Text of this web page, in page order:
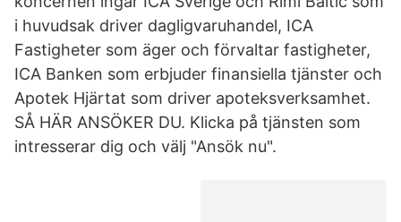
i huvudsak driver dagligvaruhandel, ICA
Fastigheter som äger och förvaltar fastigheter,
ICA Banken som erbjuder finansiella tjänster och
Apotek Hjärtat som driver apoteksverksamhet.
SÅ HÄR ANSÖKER DU. Klicka på tjänsten som
intresserar dig och välj "Ansök nu".